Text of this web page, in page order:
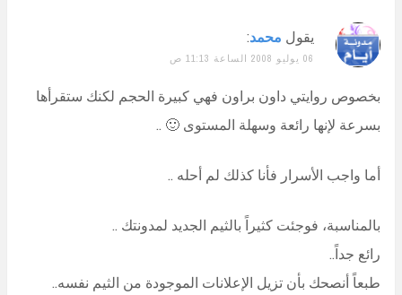
يقول محمد:
06 يوليو 2008 الساعة 11:13 ص
بخصوص روايتي داون براون فهي كبيرة الحجم لكنك ستقرأها
بسرعة لإنها رائعة وسهلة المستوى 🙂 ..
أما واجب الأسرار فأنا كذلك لم أحله ..
بالمناسبة، فوجئت كثيراً بالثيم الجديد لمدونتك ..
رائع جداً..
طبعاً أنصحك بأن تزيل الإعلانات الموجودة من الثيم نفسه..